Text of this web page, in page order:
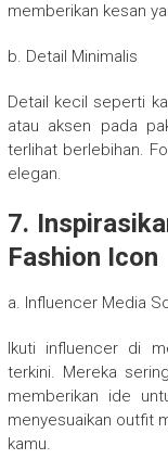
memberikan kesan
b. Detail Minimalis
Detail kecil seperti
atau aksen pada
terlihat berlebihan.
elegan.
7.
Fashion Icon
a. Influencer Media
Ikuti influencer di
terkini. Mereka
memberikan ide
menyesuaikan outfit
kamu.